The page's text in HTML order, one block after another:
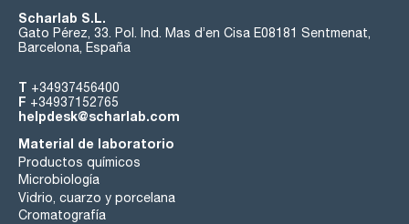
Scharlab S.L.
Gato Pérez, 33. Pol. Ind. Mas d’en Cisa E08181 Sentmenat,
Barcelona, España
T +34937456400
F +34937152765
helpdesk@scharlab.com
Material de laboratorio
Productos químicos
Microbiología
Vidrio, cuarzo y porcelana
Cromatografía